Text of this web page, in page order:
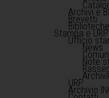
Archivi e
Brevetti
Biblioteche
Stampa e URP
Ufficio
News
Note
URP
Archivio